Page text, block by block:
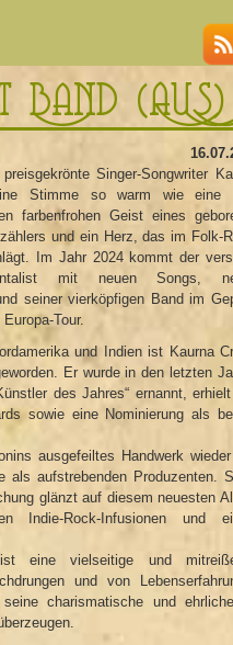
(AUS)
Singer-Songwriter
Stimme so warm wie eine
farbenfrohen Geist eines
und ein Herz, das im Folk-
Im Jahr 2024 kommt der
mit neuen Songs,
seiner vierköpfigen Band im
Tour.
und Indien ist Kaurna
Er wurde in den letzten
des Jahres“ ernannt,
sowie eine Nominierung als
ausgefeiltes Handwerk
aufstrebenden Produzenten.
glänzt auf diesem neuesten
Indie-Rock-Infusionen und
eine vielseitige und
und von
charismatische und